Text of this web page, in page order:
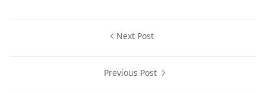
Next Post
Previous Post